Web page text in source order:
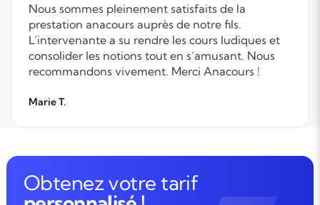
Nous sommes pleinement satisfaits de la
prestation anacours auprès de notre fils.
L’intervenante a su rendre les cours ludiques et
consolider les notions tout en s’amusant. Nous
recommandons vivement. Merci Anacours !
Marie T.
Obtenez votre tarif